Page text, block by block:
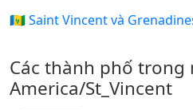
🇻🇨 Saint Vincent và
Các thành phố trong
America/St_Vincent